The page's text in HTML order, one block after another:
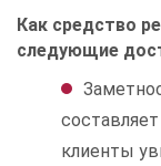
Как средство
следующие
клиенты